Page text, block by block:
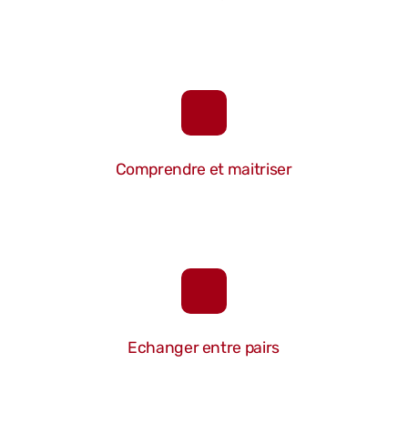
Comprendre et maitriser
Echanger entre pairs